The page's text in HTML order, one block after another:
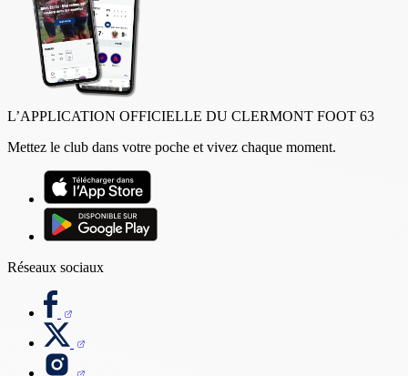
L’APPLICATION OFFICIELLE DU CLERMONT FOOT 63
Mettez le club dans votre poche et vivez chaque moment.
Réseaux sociaux